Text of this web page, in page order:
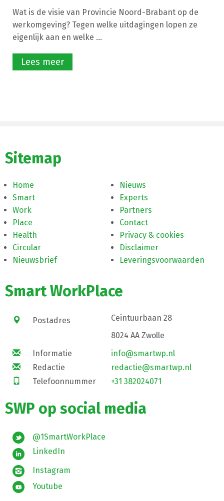
Wat is de visie van Provincie Noord-Brabant op de
werkomgeving? Tegen welke uitdagingen lopen ze
eigenlijk aan en welke ...
Lees meer
Sitemap
Home
Smart
Work
Place
Health
Circular
Nieuwsbrief
Nieuws
Experts
Partners
Contact
Privacy & cookies
Disclaimer
Leveringsvoorwaarden
Smart WorkPlace
Postadres
Ceintuurbaan 28
8024 AA Zwolle
Informatie
info@smartwp.nl
Redactie
redactie@smartwp.nl
Telefoonnummer
+31 382024071
SWP op social media
@1SmartWorkPlace
LinkedIn
Instagram
Youtube